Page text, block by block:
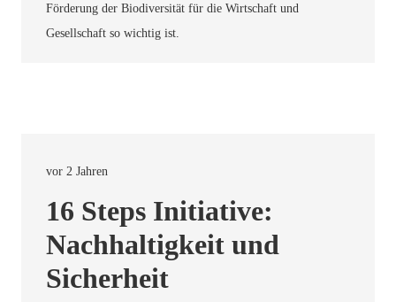
Förderung der Biodiversität für die Wirtschaft und
Gesellschaft so wichtig ist.
vor 2 Jahren
16 Steps Initiative:
Nachhaltigkeit und
Sicherheit